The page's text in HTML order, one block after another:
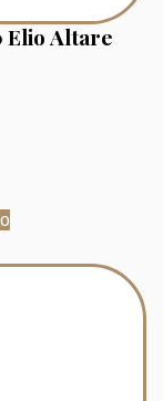
Elio Altare